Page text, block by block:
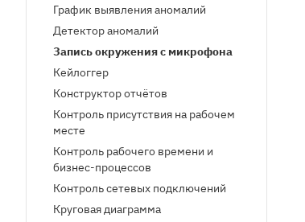
График выявления аномалий
Детектор аномалий
Запись окружения с микрофона
Кейлоггер
Конструктор отчётов
Контроль присутствия на рабочем
месте
Контроль рабочего времени и
бизнес-процессов
Контроль сетевых подключений
Круговая диаграмма